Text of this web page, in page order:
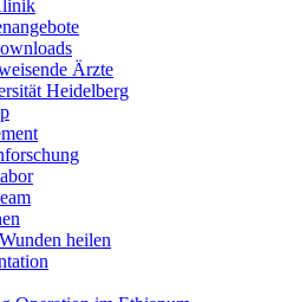
Ärzte
Heidelberg
heilen